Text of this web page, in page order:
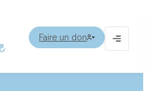
Faire un don
Ouvrir